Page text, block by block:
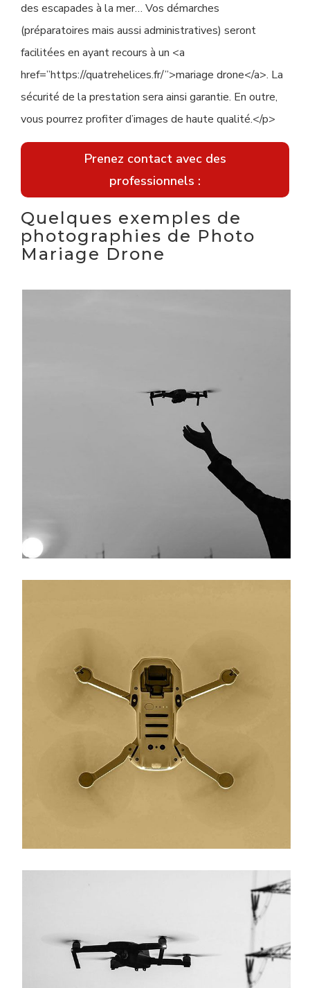
des escapades à la mer… Vos démarches
(préparatoires mais aussi administratives) seront
facilitées en ayant recours à un <a
href=”https://quatrehelices.fr/”>mariage drone</a>. La
sécurité de la prestation sera ainsi garantie. En outre,
vous pourrez profiter d’images de haute qualité.</p>
Prenez contact avec des
professionnels :
Quelques exemples de
photographies de Photo
Mariage Drone